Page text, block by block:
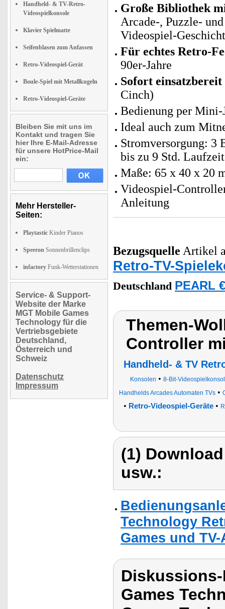
Handheld- & TV-Retro-
Videospielkonsole
Klavier Spielmatte
Seifenblasen zum Anfassen
Retro-Videospiel-Gerät
Boule-Spiel mit Metallkugeln
Retro-Videospiel-Geräte
Bleiben Sie mit uns im
Kontakt und tragen Sie
hier Ihre E-Mail-Adresse
für unsere HotPrice-Mail
ein:
Mehr Hersteller-
Seiten:
Playtastic Kinder Pianos
Speeron Sonnenbrillenclips
infactory Funk-Wetterstationen
Service- & Support-
Website der Marke
MGT Mobile Games
Technology für die
Vertriebsgebiete
Deutschland,
Österreich und
Schweiz
Datenschutz
Impressum
Große Bibliothek
Arcade-, Puzzle-
Videospiel-
Für echtes Retro-
90er-Jahre
Sofort einsatzbereit
Cinch)
Bedienung per Mini-
Ideal auch zum
Stromversorgung: 3
bis zu 9 Std. Laufzeit
Maße: 65 x 40 x 20
Videospiel-
Anleitung
Bezugsquelle Artikel
Retro-TV-
Deutschland PEARL
Themen-
Controller
Handheld- & TV
Konsolen • 8-Bit-
Handhelds Arcades Automaten TVs•
• Retro-Videospiel-Geräte•
(1)
usw.:
Technology
Games und
Games